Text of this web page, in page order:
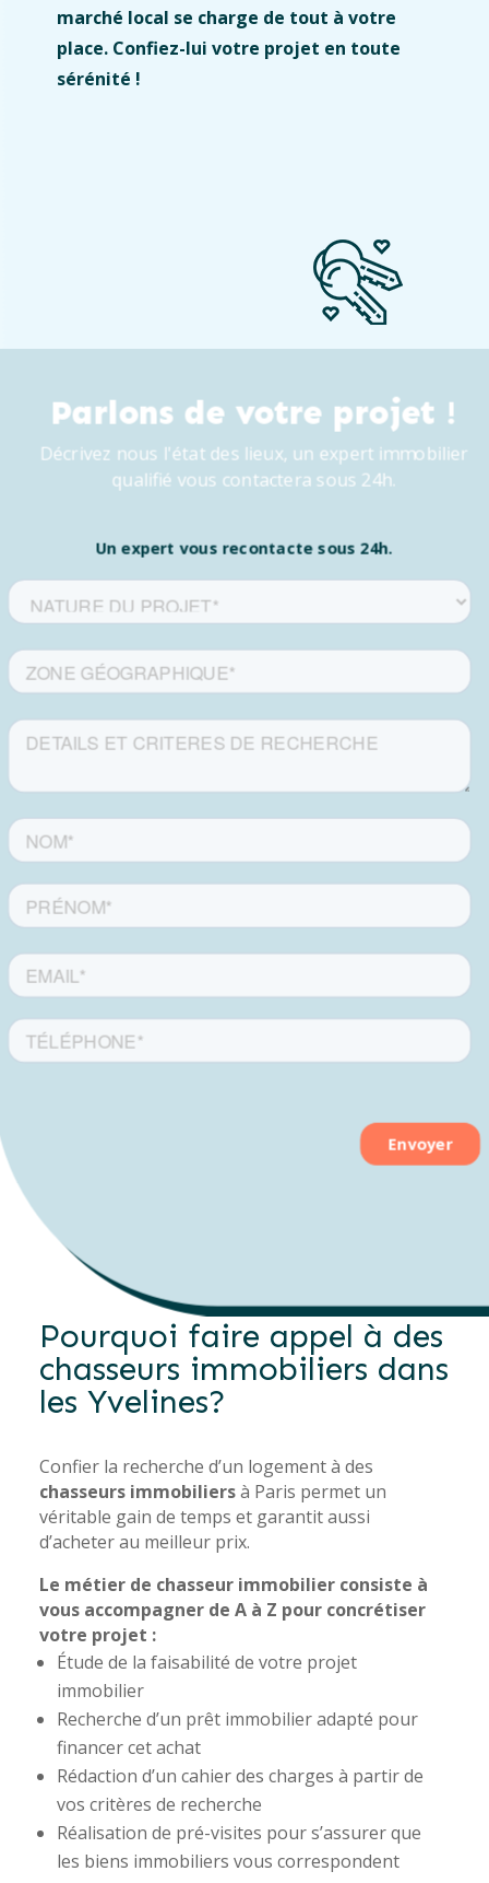
marché local se charge de tout à votre
place. Confiez-lui votre projet en toute
sérénité !
Parlons de votre projet !
Décrivez nous l'état des lieux, un expert immobilier
qualifié vous contactera sous 24h.
Pourquoi faire appel à des
chasseurs immobiliers dans
les Yvelines?
Confier la recherche d’un logement à des
chasseurs immobiliersà Paris permet un
véritable gain de temps et garantit aussi
d’acheter au meilleur prix.
Le métier de chasseur immobilier consiste à
vous accompagner de A à Z pour concrétiser
votre projet :
Étude de la faisabilité de votre projet
immobilier
Recherche d’un prêt immobilier adapté pour
financer cet achat
Rédaction d’un cahier des charges à partir de
vos critères de recherche
Réalisation de pré-visites pour s’assurer que
les biens immobiliers vous correspondent